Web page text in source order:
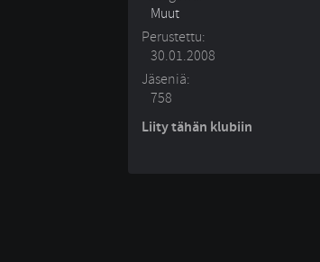
Muut
Perustettu:
30.01.2008
Jäseniä:
758
Liity tähän klubiin